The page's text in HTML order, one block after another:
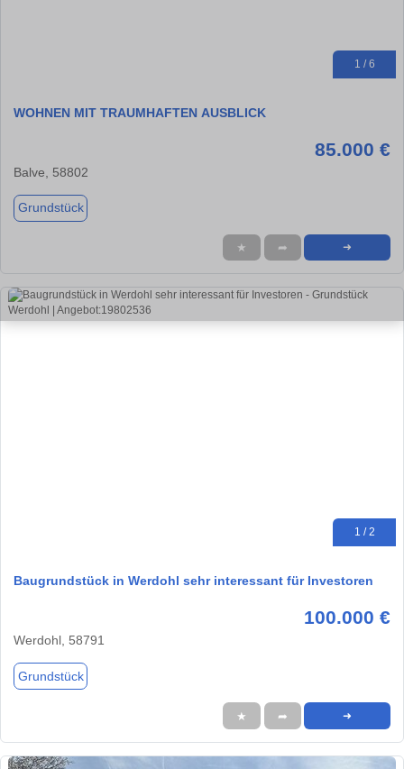
1 / 6
WOHNEN MIT TRAUMHAFTEN AUSBLICK
85.000 €
Balve, 58802
Grundstück
★ ➦ ➜
1 / 2
Baugrundstück in Werdohl sehr interessant für Investoren
100.000 €
Werdohl, 58791
Grundstück
★ ➦ ➜